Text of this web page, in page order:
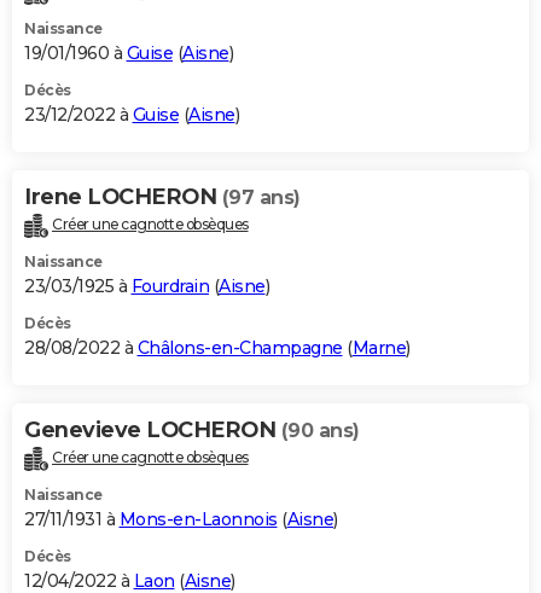
Naissance
19/01/1960 à Guise (Aisne)
Décès
23/12/2022 à Guise (Aisne)
Irene LOCHERON (97 ans)
Créer une cagnotte obsèques
Naissance
23/03/1925 à Fourdrain (Aisne)
Décès
28/08/2022 à Châlons-en-Champagne (Marne)
Genevieve LOCHERON (90 ans)
Créer une cagnotte obsèques
Naissance
27/11/1931 à Mons-en-Laonnois (Aisne)
Décès
12/04/2022 à Laon (Aisne)